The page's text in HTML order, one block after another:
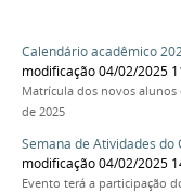
Calendário acadêmico
modificação 04/02/2025
Matrícula dos novos alunos
de 2025
Semana de Atividades do
modificação 04/02/2025
Evento terá a participação